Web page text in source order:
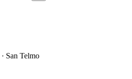
· San Telmo